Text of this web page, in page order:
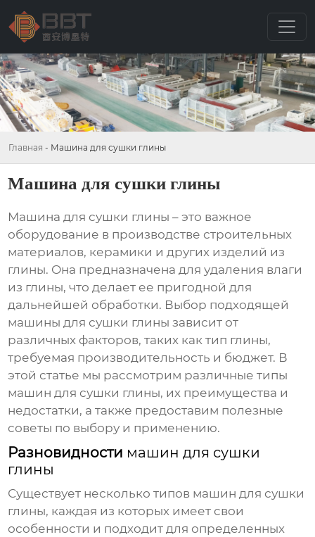
Главная - Машина для сушки глины
Машина для сушки глины
Машина для сушки глины – это важное
оборудование в производстве строительных
материалов, керамики и других изделий из
глины. Она предназначена для удаления влаги
из глины, что делает ее пригодной для
дальнейшей обработки. Выбор подходящей
машины для сушки глины зависит от
различных факторов, таких как тип глины,
требуемая производительность и бюджет. В
этой статье мы рассмотрим различные типы
машин для сушки глины, их преимущества и
недостатки, а также предоставим полезные
советы по выбору и применению.
Разновидности машин для сушки
глины
Существует несколько типов машин для сушки
глины, каждая из которых имеет свои
особенности и подходит для определенных